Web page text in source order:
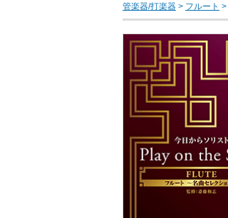
管楽器/打楽器 > フルート >